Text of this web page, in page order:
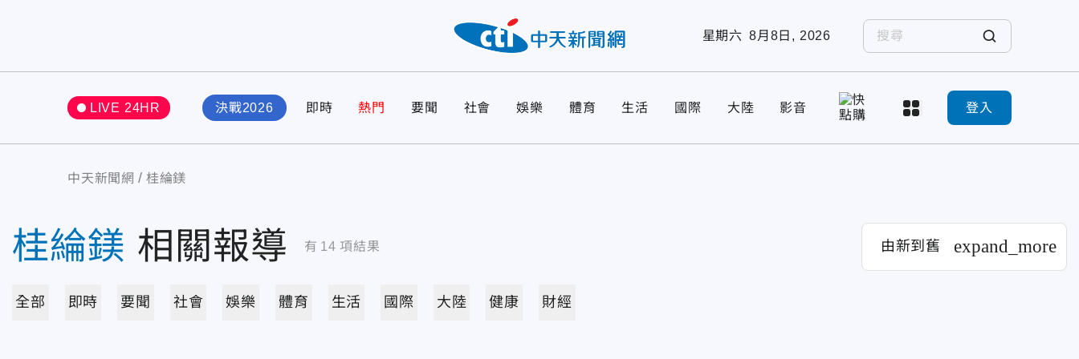
星期六 8月8日, 2026
LIVE 24HR 決戰2026 即時 熱門 要聞 社會 娛樂 體育 生活 國際 大陸 影音 登入
中天新聞網 桂綸鎂
桂綸鎂 相關報導 有 14 項結果 由新到舊 expand_more
全部 即時 要聞 社會 娛樂 體育 生活 國際 大陸 健康 財經